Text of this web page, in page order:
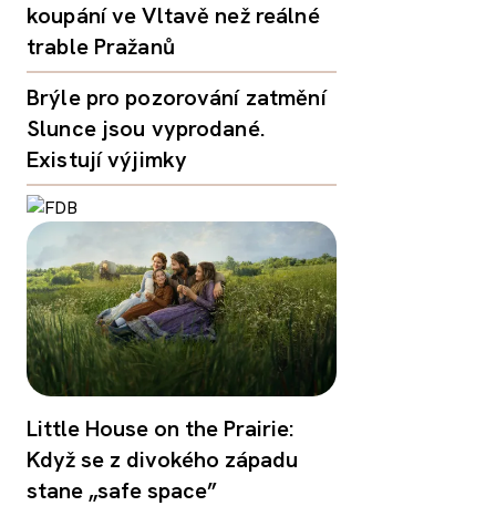
koupání ve Vltavě než reálné
trable Pražanů
Brýle pro pozorování zatmění
Slunce jsou vyprodané.
Existují výjimky
Little House on the Prairie:
Když se z divokého západu
stane „safe space”